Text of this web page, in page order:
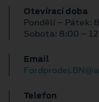
Otevírací doba
Pondělí – Pátek:
Sobota: 8:00 –
Email
Telefon